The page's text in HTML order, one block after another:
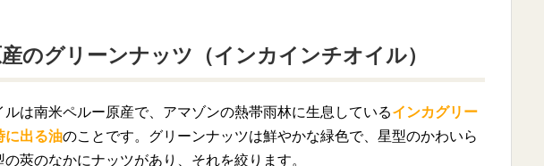
のグリーンナッツ（インカインチオイル）
ルは南米ペルー原産で、アマゾンの熱帯雨林に生息しているインカグリー
に出る油のことです。グリーンナッツは鮮やかな緑色で、星型のかわいら
莢のなかにナッツがあり、それを絞ります。